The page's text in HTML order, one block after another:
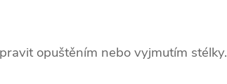
opuštěním nebo vyjmutím stélky.